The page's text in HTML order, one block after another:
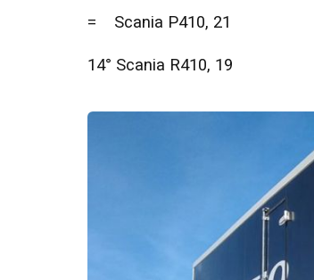
= Scania P410, 21
14° Scania R410, 19